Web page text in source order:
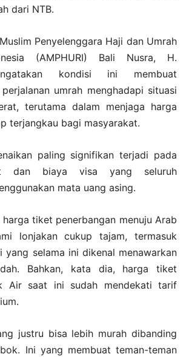
dari NTB.
Penyelenggara Haji dan Umrah
(AMPHURI) Bali Nusra, H.
kondisi ini membuat
umrah menghadapi situasi
terutama dalam menjaga harga
terjangkau bagi masyarakat.
paling signifikan terjadi pada
dan biaya visa yang seluruh
mata uang asing.
harga tiket penerbangan menuju Arab
lonjakan cukup tajam, termasuk
yang selama ini dikenal menawarkan
Bahkan, kata dia, harga tiket
Air saat ini sudah mendekati tarif
justru bisa lebih murah dibanding
Ini yang membuat teman-teman